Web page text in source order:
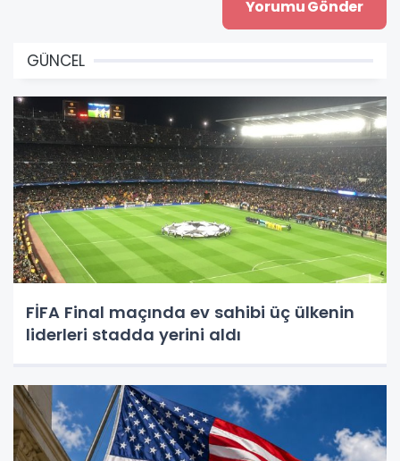
GÜNCEL
FİFA Final maçında ev sahibi üç ülkenin
liderleri stadda yerini aldı